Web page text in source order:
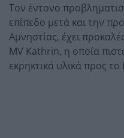
Τον έντονο
επίπεδο μετά και την
Αμνηστίας, έχει
MV Kathrin, η οποία
εκρηκτικά υλικά προς το